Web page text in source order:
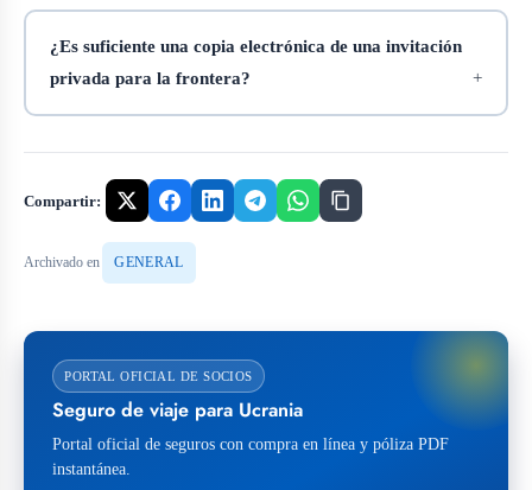
¿Es suficiente una copia electrónica de una invitación
privada para la frontera?
Compartir:
Archivado en GENERAL
PORTAL OFICIAL DE SOCIOS
Seguro de viaje para Ucrania
Portal oficial de seguros con compra en línea y póliza PDF
instantánea.